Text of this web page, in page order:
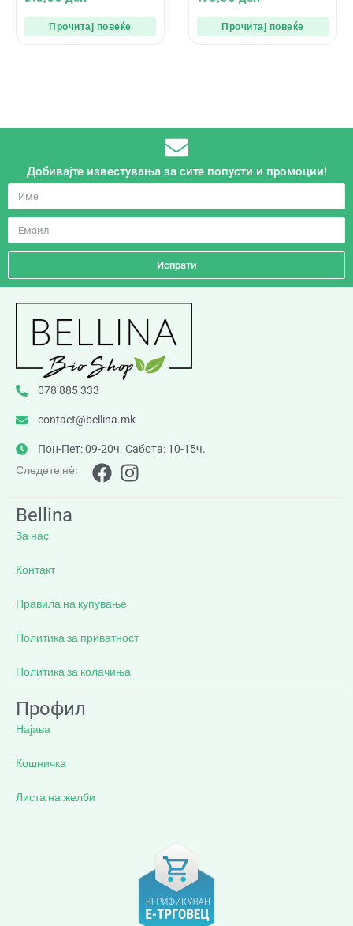
од
Прочитај повеќе
од
Прочитај повеќе
Добивајте известувања за сите попусти и промоции!
Испрати
078 885 333
contact@bellina.mk
Пон-Пет: 09-20ч. Сабота: 10-15ч.
Следете нè:
Bellina
За нас
Контакт
Правила на купување
Политика за приватност
Политика за колачиња
Профил
Најава
Кошничка
Листа на желби